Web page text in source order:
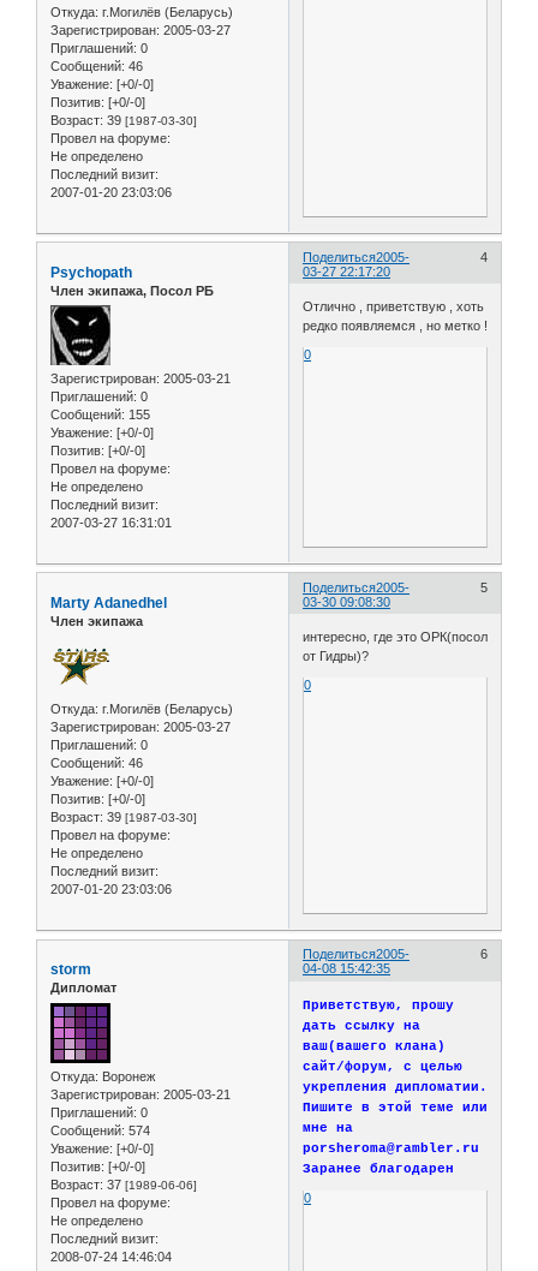
Откуда: г.Могилёв (Беларусь)
Зарегистрирован: 2005-03-27
Приглашений: 0
Сообщений: 46
Уважение: [+0/-0]
Позитив: [+0/-0]
Возраст: 39 [1987-03-30]
Провел на форуме:
Не определено
Последний визит:
2007-01-20 23:03:06
Поделиться 4
2005-
03-27 22:17:20
Psychopath
Член экипажа, Посол РБ
Зарегистрирован: 2005-03-21
Приглашений: 0
Сообщений: 155
Уважение: [+0/-0]
Позитив: [+0/-0]
Провел на форуме:
Не определено
Последний визит:
2007-03-27 16:31:01
Отлично , приветствую , хоть
редко появляемся , но метко !
0
Поделиться 5
2005-
03-30 09:08:30
Marty Adanedhel
Член экипажа
Откуда: г.Могилёв (Беларусь)
Зарегистрирован: 2005-03-27
Приглашений: 0
Сообщений: 46
Уважение: [+0/-0]
Позитив: [+0/-0]
Возраст: 39 [1987-03-30]
Провел на форуме:
Не определено
Последний визит:
2007-01-20 23:03:06
интересно, где это ОРК(посол
от Гидры)?
0
Поделиться 6
2005-
04-08 15:42:35
storm
Дипломат
Откуда: Воронеж
Зарегистрирован: 2005-03-21
Приглашений: 0
Сообщений: 574
Уважение: [+0/-0]
Позитив: [+0/-0]
Возраст: 37 [1989-06-06]
Провел на форуме:
Не определено
Последний визит:
2008-07-24 14:46:04
Приветствую, прошу
дать ссылку на
ваш(вашего клана)
сайт/форум, с целью
укрепления дипломатии.
Пишите в этой теме или
мне на
porsheroma@rambler.ru
Заранее благодарен
0